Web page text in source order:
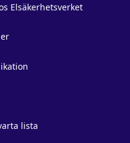
Elsäkerhetsverket
lista